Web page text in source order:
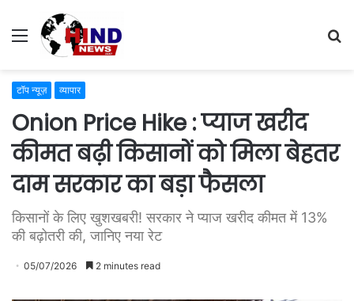
Menu
टॉप न्यूज़ व्यापार
Onion Price Hike : प्याज खरीद
कीमत बढ़ी किसानों को मिला बेहतर
दाम सरकार का बड़ा फैसला
किसानों के लिए खुशखबरी! सरकार ने प्याज खरीद कीमत में 13%
की बढ़ोतरी की, जानिए नया रेट
05/07/2026 2 minutes read